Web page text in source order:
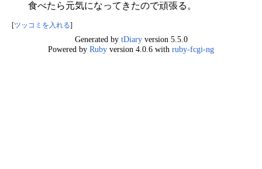
食べたら元気になってきたので頑張る。
ツッコミを入れる
Generated by tDiaryversion 5.5.0
Powered by Ruby version 4.0.6 with ruby-fcgi-ng